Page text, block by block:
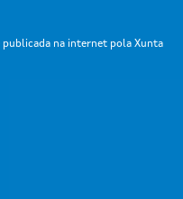
na internet pola Xunta